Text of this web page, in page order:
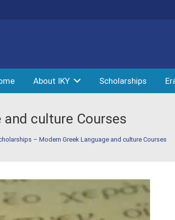
About IKY Scholarships
culture Courses
– Modern Greek Language and culture Courses